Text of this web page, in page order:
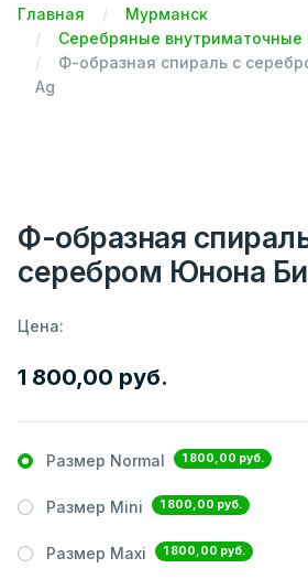
Главная
Мурманск
Серебряные внутриматочные
Ф-образная спираль с
Ag
Ф-образная
серебром Юнона
Цена:
1 800,00 руб.
Размер Normal 1 800,00 руб.
Размер Mini 1 800,00 руб.
Размер Maxi 1 800,00 руб.